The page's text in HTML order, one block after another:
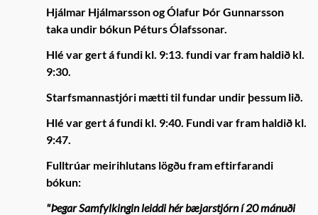
Hjálmar Hjálmarsson og Ólafur Þór Gunnarsson
taka undir bókun Péturs Ólafssonar.
Hlé var gert á fundi kl. 9:13. fundi var fram haldið kl.
9:30.
Starfsmannastjóri mætti til fundar undir þessum lið.
Hlé var gert á fundi kl. 9:40. Fundi var fram haldið kl.
9:47.
Fulltrúar meirihlutans lögðu fram eftirfarandi
bókun:
"Þegar Samfylkingin leiddi hér bæjarstjórn í 20 mánuði